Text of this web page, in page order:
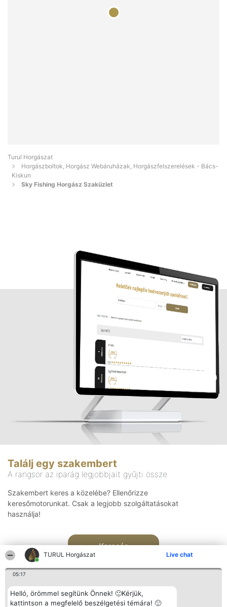
TURUL Horgászat Live chat
05:17
Helló, örömmel segítünk Önnek! 🙂Kérjük,
kattintson a megfelelő beszélgetési témára! 🙂
Turul Horgászat
Horgászboltok, Horgász Webáruházak, Horgászfelszerelések - Bács-
Kiskun
Sky Fishing Horgász Szaküzlet
Találj egy szakembert
A rangsor az iparág legjobbjait gyűjti össze
Szakembert keres a közelébe? Ellenőrizze
keresőmotorunkat. Csak a legjobb szolgáltatásokat
használja!
Keresés